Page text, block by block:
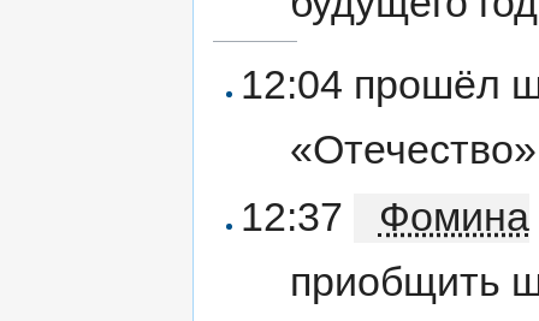
12:04 прошёл
12:37
Фомина
приобщить